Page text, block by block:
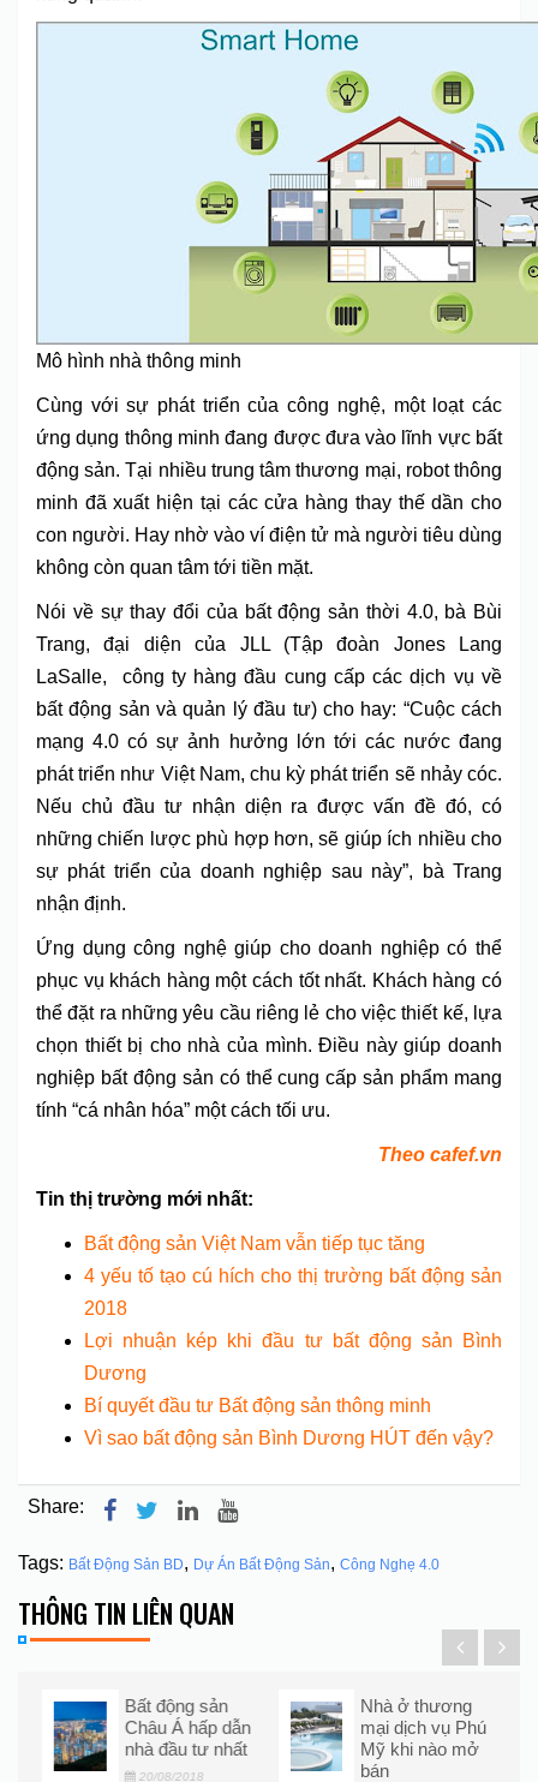
Mô hình nhà thông minh
Cùng với sự phát triển của công nghệ, một loạt các
ứng dụng thông minh đang được đưa vào lĩnh vực bất
động sản. Tại nhiều trung tâm thương mại, robot thông
minh đã xuất hiện tại các cửa hàng thay thế dần cho
con người. Hay nhờ vào ví điện tử mà người tiêu dùng
không còn quan tâm tới tiền mặt.
Nói về sự thay đổi của bất động sản thời 4.0, bà Bùi
Trang, đại diện của JLL (Tập đoàn Jones Lang
LaSalle, công ty hàng đầu cung cấp các dịch vụ về
bất động sản và quản lý đầu tư) cho hay: “Cuộc cách
mạng 4.0 có sự ảnh hưởng lớn tới các nước đang
phát triển như Việt Nam, chu kỳ phát triển sẽ nhảy cóc.
Nếu chủ đầu tư nhận diện ra được vấn đề đó, có
những chiến lược phù hợp hơn, sẽ giúp ích nhiều cho
sự phát triển của doanh nghiệp sau này”, bà Trang
nhận định.
Ứng dụng công nghệ giúp cho doanh nghiệp có thể
phục vụ khách hàng một cách tốt nhất. Khách hàng có
thể đặt ra những yêu cầu riêng lẻ cho việc thiết kế, lựa
chọn thiết bị cho nhà của mình. Điều này giúp doanh
nghiệp bất động sản có thể cung cấp sản phẩm mang
tính “cá nhân hóa” một cách tối ưu.
Theo cafef.vn
Tin thị trường mới nhất:
Bất động sản Việt Nam vẫn tiếp tục tăng
4 yếu tố tạo cú hích cho thị trường bất động sản
2018
Lợi nhuận kép khi đầu tư bất động sản Bình
Dương
Bí quyết đầu tư Bất động sản thông minh
Vì sao bất động sản Bình Dương HÚT đến vậy?
Share:
Tags: Bất Động Sản BD, Dự Án Bất Động Sản, Công Nghẹ 4.0
THÔNG TIN LIÊN QUAN
Bất động sản
Châu Á hấp dẫn
nhà đầu tư nhất
20/08/2018
Nhà ở thương
mại dịch vụ Phú
Mỹ khi nào mở
bán